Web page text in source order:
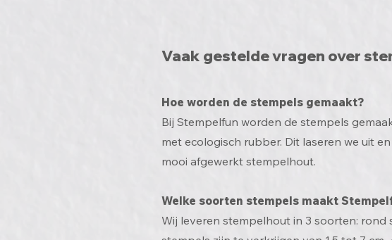
Vaak gestelde vragen over
Hoe worden de stempels gemaakt?
Bij Stempelfun worden de stempels
met ecologisch rubber. Dit laseren we uit
mooi afgewerkt stempelhout.
Welke soorten stempels maakt
Wij leveren stempelhout in 3 soorten: